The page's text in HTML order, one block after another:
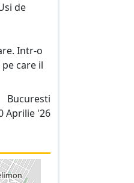
de
Intr-o
care il
Bucuresti
Aprilie '26